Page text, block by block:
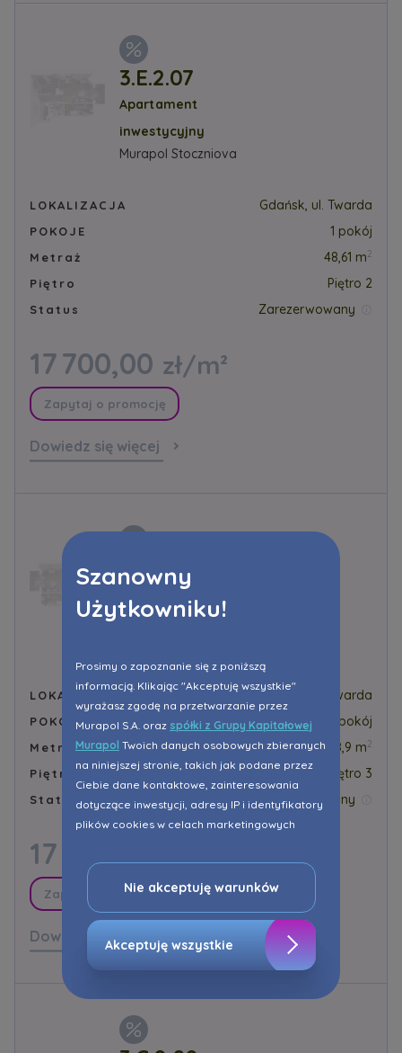
Szanowny
Użytkowniku!
Prosimy o zapoznanie się z poniższą
informacją. Klikając "Akceptuję wszystkie"
wyrażasz zgodę na przetwarzanie przez
Murapol S.A. oraz spółki z Grupy Kapitałowej
Murapol Twoich danych osobowych zbieranych
na niniejszej stronie, takich jak podane przez
Ciebie dane kontaktowe, zainteresowania
dotyczące inwestycji, adresy IP i identyfikatory
plików cookies w celach marketingowych
do Twoich potrzeb, w tym w oparciu o
profilowanie. Oczywiście, możesz nie wyrazić
przedmiotowej zgody klikając ”Nie akceptuję
warunków”.
Zaznaczamy, iż zgoda jest dobrowolna i
ustawieniach zaawansowanych Twojej
przeglądarki.
Nie akceptuję warunków
Akceptuję wszystkie
3.E.2.07
Apartament
inwestycyjny
Murapol Stoczniova
LOKALIZACJA Gdańsk, ul. Twarda
POKOJE 1 pokój
Metraż 48,61 m2
Piętro Piętro 2
Status Zarezerwowany
17 700,00 zł/m²
Zapytaj o promocję
Dowiedz się więcej
3.B.3.06
inwestycyjny
LOKALIZACJA Gdańsk, ul. Twarda
POKOJE 1 pokój
Metraż 48,9 m2
Piętro Piętro 3
Status Zarezerwowany
17 725,00zł/m²
Zapytaj o promocję
Dowiedz się więcej